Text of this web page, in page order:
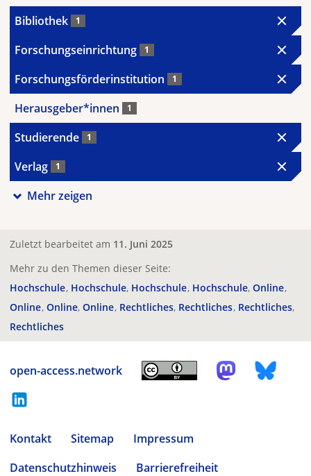
Bibliothek 1
Forschungseinrichtung 1
Forschungsförderinstitution 1
Herausgeber*innen 1
Studierende 1
Verlag 1
Mehr zeigen
Zuletzt bearbeitet am 11. Juni 2025
Mehr zu den Themen dieser Seite:
Hochschule Hochschule Hochschule Hochschule Online
Online Online Online Rechtliches Rechtliches Rechtliches
Rechtliches
open-access.network
Kontakt Sitemap
Impressum
Datenschutzhinweis
Barrierefreiheit